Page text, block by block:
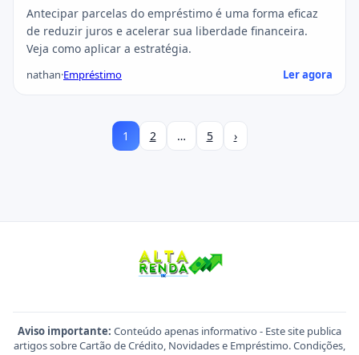
Antecipar parcelas do empréstimo é uma forma eficaz
de reduzir juros e acelerar sua liberdade financeira.
Veja como aplicar a estratégia.
nathan·Empréstimo Ler agora
1 2 … 5 ›
Aviso importante: Conteúdo apenas informativo - Este site publica
artigos sobre Cartão de Crédito, Novidades e Empréstimo. Condições,